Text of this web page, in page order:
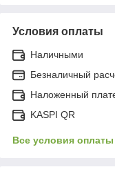
Условия оплаты
Наличными
Безналичный
Наложенный
KASPI QR
Все условия оплаты